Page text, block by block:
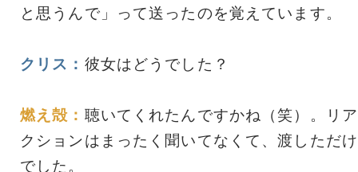
と思うんで」って送ったのを覚えています。
クリス： 彼女はどうでした？
燃え殻： 聴いてくれたんですかね（笑）。リア
クションはまったく聞いてなくて、渡しただけ
でした。